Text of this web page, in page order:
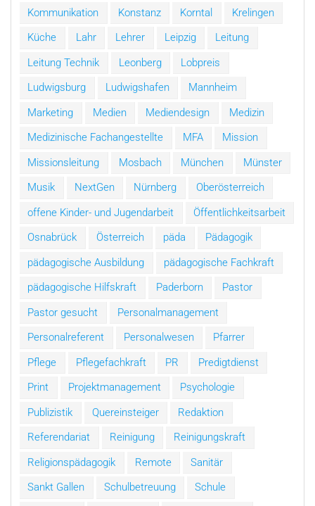
Kommunikation Konstanz Korntal
Krelingen
Küche
Lahr Lehrer Leipzig
Leitung
Leitung Technik
Leonberg
Lobpreis
Ludwigsburg
Ludwigshafen
Mannheim
Marketing
Medien Mediendesign
Medizin
Medizinische Fachangestellte
MFA
Mission
Missionsleitung
Mosbach München
Münster
Musik
NextGen Nürnberg
Oberösterreich
offene Kinder- und Jugendarbeit
Öffentlichkeitsarbeit
Osnabrück
Österreich päda
Pädagogik
pädagogische Ausbildung
pädagogische Fachkraft
pädagogische Hilfskraft
Paderborn
Pastor
Pastor gesucht
Personalmanagement
Personalreferent
Personalwesen
Pfarrer
Pflege
Pflegefachkraft PR
Predigtdienst
Print
Projektmanagement
Psychologie
Publizistik
Quereinsteiger
Redaktion
Referendariat
Reinigung
Reinigungskraft
Religionspädagogik
Remote
Sanitär
Sankt Gallen
Schulbetreuung
Schule